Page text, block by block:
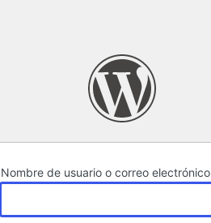
Nombre de usuario o correo electrónico